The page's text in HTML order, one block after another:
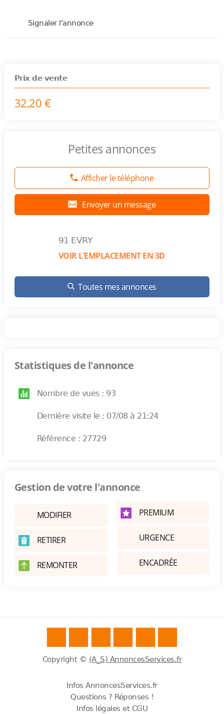
Signaler l'annonce
Prix de vente
32,20 €
Petites annonces
Afficher le téléphone
Envoyer un message
91 EVRY
VOIR L’EMPLACEMENT EN 3D
Toutes mes annonces
Statistiques de l'annonce
Nombre de vues : 93
Dernière visite le : 07/08 à 21:24
Référence : 27729
Gestion de votre l'annonce
MODIFIER
RETIRER
REMONTER
PREMIUM
URGENCE
ENCADRÉE
Copyright © (A_S) AnnoncesServices.fr
Infos AnnoncesServices.fr
Questions ? Réponses !
Infos légales et CGU